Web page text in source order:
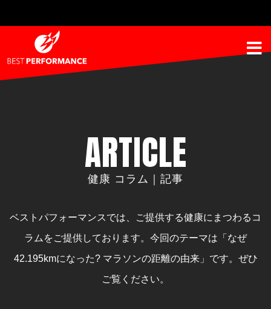
ARTICLE
健康 コラム｜記事
ベストパフォーマンスでは、ご提供する健康にまつわるコ
ラムをご提供しております。 今回のテーマは「なぜ
42.195kmになった? マラソンの距離の由来」です。ぜひ
ご覧ください。